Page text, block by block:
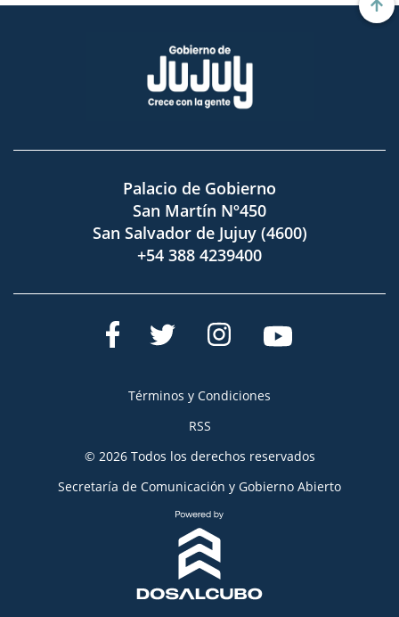
Palacio de Gobierno
San Martín Nº450
San Salvador de Jujuy (4600)
+54 388 4239400
Términos y Condiciones
RSS
© 2026 Todos los derechos reservados
Secretaría de Comunicación y Gobierno Abierto